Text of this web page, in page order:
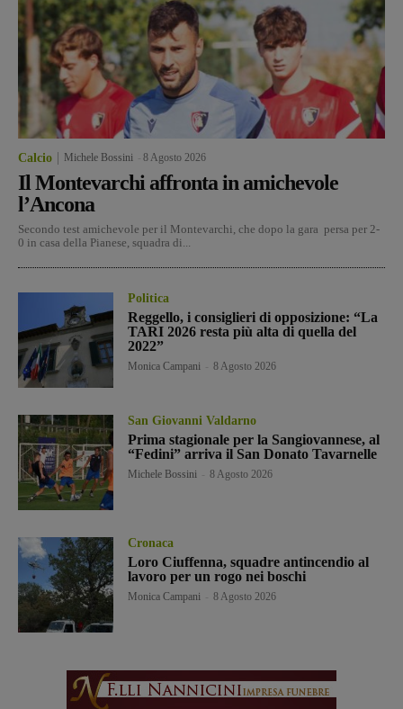
Calcio Michele Bossini 8 Agosto 2026
Il Montevarchi affronta in amichevole
l’Ancona
Secondo test amichevole per il Montevarchi, che dopo la gara persa per 2-
0 in casa della Pianese, squadra di...
Politica
Reggello, i consiglieri di opposizione: “La
TARI 2026 resta più alta di quella del
2022”
Monica Campani 8 Agosto 2026
San Giovanni Valdarno
Prima stagionale per la Sangiovannese, al
“Fedini” arriva il San Donato Tavarnelle
Michele Bossini 8 Agosto 2026
Cronaca
Loro Ciuffenna, squadre antincendio al
lavoro per un rogo nei boschi
Monica Campani 8 Agosto 2026